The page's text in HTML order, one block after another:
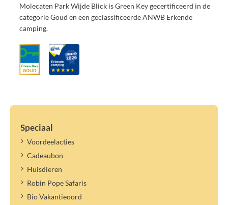
Molecaten Park Wijde Blick is Green Key gecertificeerd in de
categorie Goud en een geclassificeerde ANWB Erkende
camping.
Speciaal
Voordeelacties
Cadeaubon
Huisdieren
Robin Pope Safaris
Bio Vakantieoord